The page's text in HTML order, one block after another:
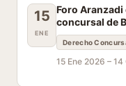
15
ENE
Foro
concursal de
Derecho
15 Ene 2026 – 14